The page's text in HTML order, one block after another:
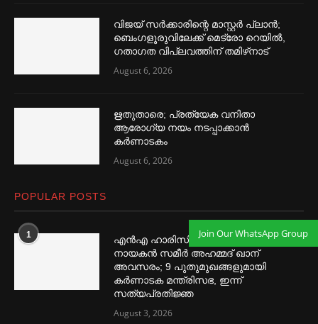
വിജയ് സര്‍ക്കാരിന്റെ മാസ്റ്റര്‍ പ്ലാന്‍;
ബെംഗളൂരുവിലേക്ക് മെട്രോ റെയില്‍,
ഗതാഗത വിപ്ലവത്തിന് തമിഴ്‌നാട്
August 6, 2026
ഋതുതാരെ; പ്രത്യേക വനിതാ
ആരോഗ്യ നയം നടപ്പാക്കാൻ
കര്‍ണാടകം
August 6, 2026
POPULAR POSTS
1
എൻഎ ഹാരിസിനെ തഴ‌‍ഞ്ഞു, വിവാദ
നായകൻ സമീര്‍ അഹമ്മദ് ഖാന്
അവസരം; 9 പുതുമുഖങ്ങളുമായി
കര്‍ണാടക മന്ത്രിസഭ, ഇന്ന്
സത്യപ്രതിജ്ഞ
August 3, 2026
Join Our WhatsApp Group